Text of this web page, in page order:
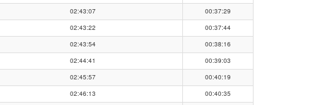
02:43:07
00:37:29
02:43:22
00:37:44
02:43:54
00:38:16
02:44:41
00:39:03
02:45:57
00:40:19
02:46:13
00:40:35